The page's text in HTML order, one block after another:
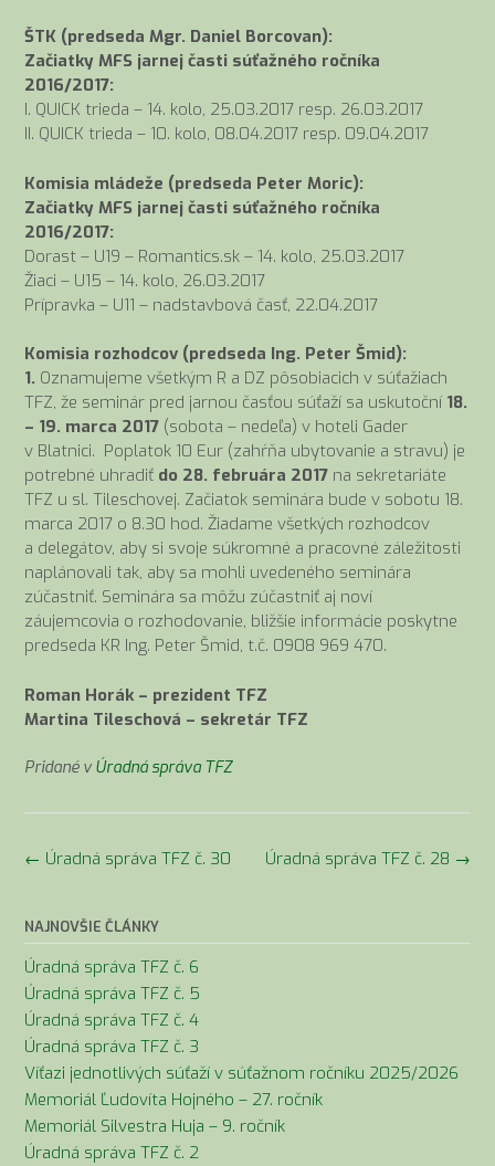
ŠTK (predseda Mgr. Daniel Borcovan):
Začiatky MFS jarnej časti súťažného ročníka
2016/2017:
I. QUICK trieda – 14. kolo, 25.03.2017 resp. 26.03.2017
II. QUICK trieda – 10. kolo, 08.04.2017 resp. 09.04.2017
Komisia mládeže (predseda Peter Moric):
Začiatky MFS jarnej časti súťažného ročníka
2016/2017:
Dorast – U19 – Romantics.sk – 14. kolo, 25.03.2017
Žiaci – U15 – 14. kolo, 26.03.2017
Prípravka – U11 – nadstavbová časť, 22.04.2017
Komisia rozhodcov (predseda Ing. Peter Šmid):
1. Oznamujeme všetkým R a DZ pôsobiacich v súťažiach
TFZ, že seminár pred jarnou časťou súťaží sa uskutoční 18.
– 19. marca 2017 (sobota – nedeľa) v hoteli Gader
v Blatnici. Poplatok 10 Eur (zahŕňa ubytovanie a stravu) je
potrebné uhradiť do 28. februára 2017 na sekretariáte
TFZ u sl. Tileschovej. Začiatok seminára bude v sobotu 18.
marca 2017 o 8.30 hod. Žiadame všetkých rozhodcov
a delegátov, aby si svoje súkromné a pracovné záležitosti
naplánovali tak, aby sa mohli uvedeného seminára
zúčastniť. Seminára sa môžu zúčastniť aj noví
záujemcovia o rozhodovanie, bližšie informácie poskytne
predseda KR Ing. Peter Šmid, t.č. 0908 969 470.
Roman Horák – prezident TFZ
Martina Tileschová – sekretár TFZ
Pridané v Úradná správa TFZ
Navigácia
Úradná správa TFZ č. 28 →
← Úradná správa TFZ č. 30
NAJNOVŠIE ČLÁNKY
Úradná správa TFZ č. 6
Úradná správa TFZ č. 5
Úradná správa TFZ č. 4
Úradná správa TFZ č. 3
Víťazi jednotlivých súťaží v súťažnom ročníku 2025/2026
Memoriál Ľudovíta Hojného – 27. ročník
Memoriál Silvestra Huja – 9. ročník
Úradná správa TFZ č. 2